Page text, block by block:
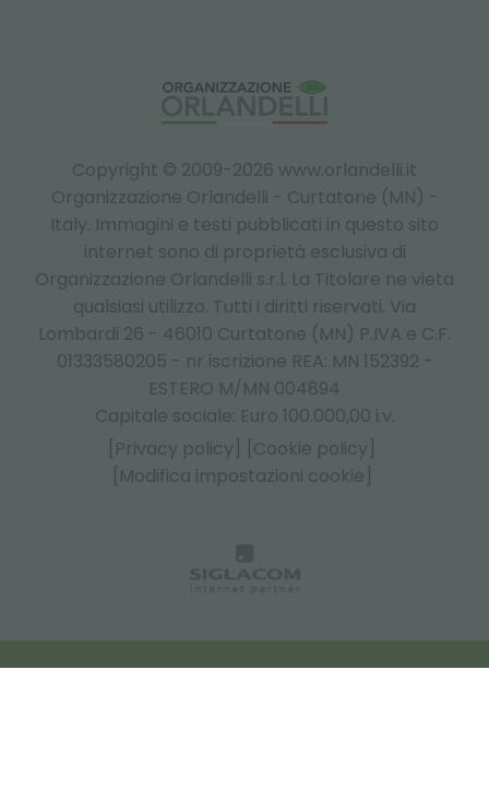
Copyright © 2009-2026 www.orlandelli.it
Organizzazione Orlandelli - Curtatone (MN) -
Italy. Immagini e testi pubblicati in questo sito
internet sono di proprietà esclusiva di
Organizzazione Orlandelli s.r.l. La Titolare ne vieta
qualsiasi utilizzo. Tutti i diritti riservati. Via
Lombardi 26 - 46010 Curtatone (MN) P.IVA e C.F.
01333580205 - nr iscrizione REA: MN 152392 -
ESTERO M/MN 004894
Capitale sociale: Euro 100.000,00 i.v.
[Privacy policy]
[Cookie policy]
[Modifica impostazioni cookie]